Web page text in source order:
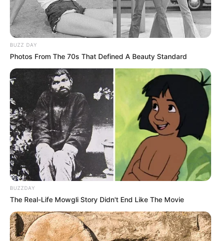
BUZZ DAY
Photos From The 70s That Defined A Beauty Standard
BUZZDAY
The Real-Life Mowgli Story Didn't End Like The Movie